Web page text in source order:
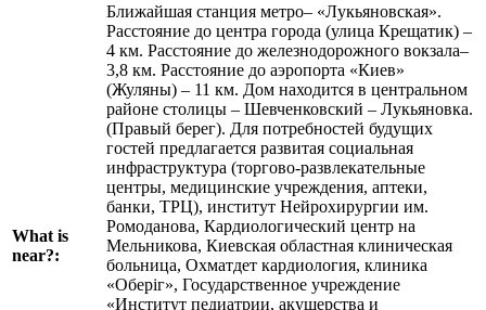
What is
near?:
Ближайшая станция метро– «Лукьяновская».
Расстояние до центра города (улица Крещатик) –
4 км. Расстояние до железнодорожного вокзала–
3,8 км. Расстояние до аэропорта «Киев»
(Жуляны) – 11 км. Дом находится в центральном
районе столицы – Шевченковский – Лукьяновка.
(Правый берег). Для потребностей будущих
гостей предлагается развитая социальная
инфраструктура (торгово-развлекательные
центры, медицинские учреждения, аптеки,
банки, ТРЦ), институт Нейрохирургии им.
Ромоданова, Кардиологический центр на
Мельникова, Киевская областная клиническая
больница, Охматдет кардиология, клиника
«Оберіг», Государственное учреждение
«Институт педиатрии, акушерства и